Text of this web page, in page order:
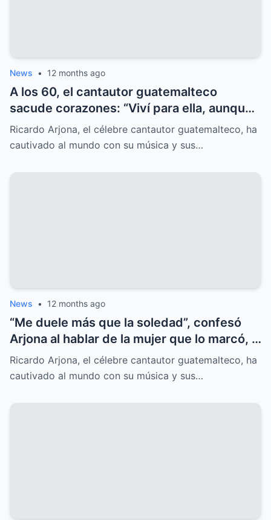
News • 12 months ago
A los 60, el cantautor guatemalteco
sacude corazones: “Viví para ella, aunque
el mundo nunca lo supo”, y el misterio
sorprende.
Ricardo Arjona, el célebre cantautor guatemalteco, ha
cautivado al mundo con su música y sus…
News • 12 months ago
“Me duele más que la soledad”, confesó
Arjona al hablar de la mujer que lo marcó, y
el secreto oculto salió a la luz.
Ricardo Arjona, el célebre cantautor guatemalteco, ha
cautivado al mundo con su música y sus…